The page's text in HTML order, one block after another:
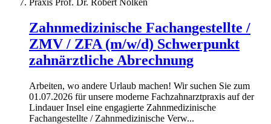
Zahnmedizinische Fachangestellte /
ZMV / ZFA (m/w/d) Schwerpunkt
zahnärztliche Abrechnung
Arbeiten, wo andere Urlaub machen! Wir suchen Sie zum
01.07.2026 für unsere moderne Fachzahnarztpraxis auf der
Lindauer Insel eine engagierte Zahnmedizinische
Fachangestellte / Zahnmedizinische Verw...